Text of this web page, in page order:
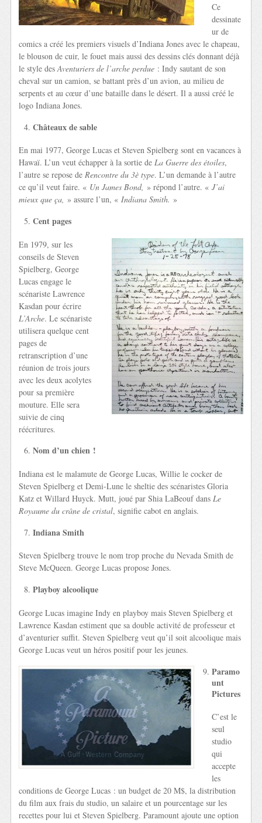
Ce
dessinate
ur de
comics a créé les premiers visuels d’Indiana Jones avec le chapeau,
le blouson de cuir, le fouet mais aussi des dessins clés donnant déjà
le style desAventuriers de l’arche perdue : Indy sautant de son
cheval sur un camion, se battant près d’un avion, au milieu de
serpents et au cœur d’une bataille dans le désert. Il a aussi créé le
logo Indiana Jones.
Châteaux de sable
En mai 1977, George Lucas et Steven Spielberg sont en vacances à
Hawaï. L’un veut échapper à la sortie deLa Guerre des étoiles,
l’autre se repose deRencontre du 3è type. L’un demande à l’autre
ce qu’il veut faire. « Un James Bond, » répond l’autre. «J’ai
mieux que ça, » assure l’un, «Indiana Smith. »
Cent pages
En 1979, sur les
conseils de Steven
Spielberg, George
Lucas engage le
scénariste Lawrence
Kasdan pour écrire
L’Arche. Le scénariste
utilisera quelque cent
pages de
retranscription d’une
réunion de trois jours
avec les deux acolytes
pour sa première
mouture. Elle sera
suivie de cinq
réécritures.
Nom d’un chien !
Indiana est le malamute de George Lucas, Willie le cocker de
Steven Spielberg et Demi-Lune le sheltie des scénaristes Gloria
Katz et Willard Huyck. Mutt, joué par Shia LaBeouf dansLe
Royaume du crâne de cristal, signifie cabot en anglais.
Indiana Smith
Steven Spielberg trouve le nom trop proche du Nevada Smith de
Steve McQueen. George Lucas propose Jones.
Playboy alcoolique
George Lucas imagine Indy en playboy mais Steven Spielberg et
Lawrence Kasdan estiment que sa double activité de professeur et
d’aventurier suffit. Steven Spielberg veut qu’il soit alcoolique mais
George Lucas veut un héros positif pour les jeunes.
Paramo
unt
Pictures
C’est le
seul
studio
qui
accepte
les
conditions de George Lucas : un budget de 20 M$, la distribution
du film aux frais du studio, un salaire et un pourcentage sur les
recettes pour lui et Steven Spielberg. Paramount ajoute une option